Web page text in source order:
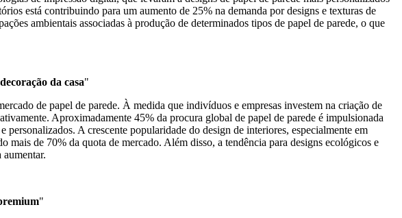
está contribuindo para um aumento de 25% na demanda por designs e texturas de
ambientais associadas à produção de determinados tipos de papel de parede, o que
da casa"
de papel de parede. À medida que indivíduos e empresas investem na criação de
Aproximadamente 45% da procura global de papel de parede é impulsionada
A crescente popularidade do design de interiores, especialmente em
mais de 70% da quota de mercado. Além disso, a tendência para designs ecológicos e
aumentar.
"